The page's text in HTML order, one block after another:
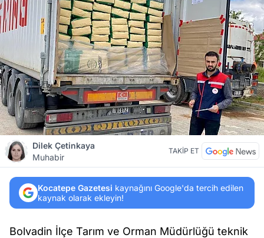
Dilek Çetinkaya
Muhabir
TAKİP ET
Kocatepe Gazetesi kaynağını Google'da tercih edilen
kaynak olarak ekleyin!
Bolvadin İlçe Tarım ve Orman Müdürlüğü teknik